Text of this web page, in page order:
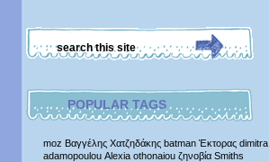
POPULAR TAGS
moz Βαγγέλης Χατζηδάκης batman Έκτορας dimitra
adamopoulou Alexia othonaiou ζηνοβία Smiths